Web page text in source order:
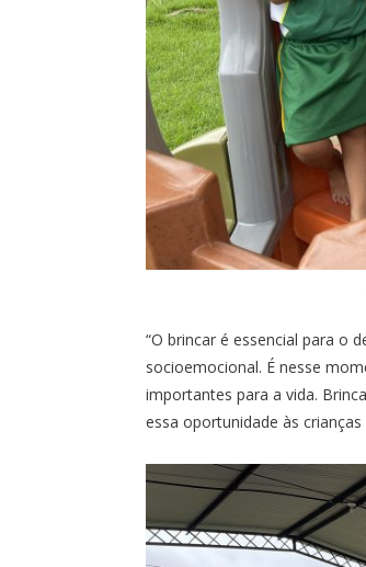
“O brincar é essencial para o
socioemocional. É nesse
importantes para a vida.
essa oportunidade às